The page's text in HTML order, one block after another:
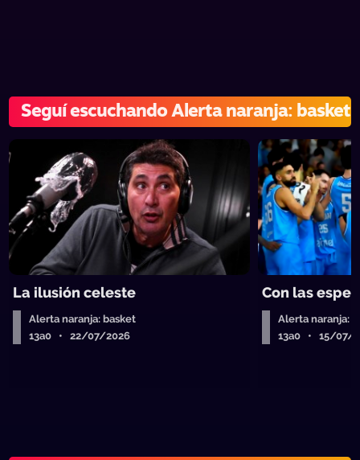
Seguí escuchando Alerta naranja: basket
La ilusión celeste
Alerta naranja: basket
13a0 • 22/07/2026
Con las
Alerta naranja:
13a0 • 15/07/